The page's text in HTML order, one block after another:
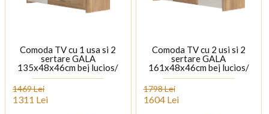
Comoda TV cu 1 usa si 2
sertare GALA
135x48x46cm bej lucios/
nuc Pacific
1469 Lei
1311 Lei
Comoda TV cu 2 usi si 2
sertare GALA
161x48x46cm bej lucios/
nuc Pacific
1798 Lei
1604 Lei